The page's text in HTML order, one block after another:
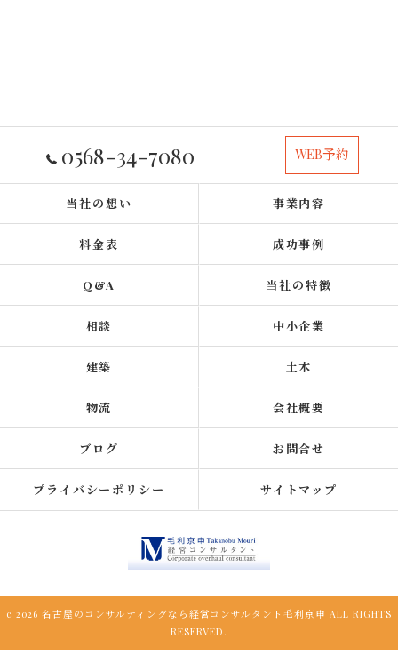
0568-34-7080 WEB予約
当社の想い 事業内容
料金表 成功事例
Q&A 当社の特徴
相談 中小企業
建築 土木
物流 会社概要
ブログ お問合せ
プライバシーポリシー サイトマップ
c 2026 名古屋のコンサルティングなら経営コンサルタント毛利京申 ALL RIGHTS
RESERVED.